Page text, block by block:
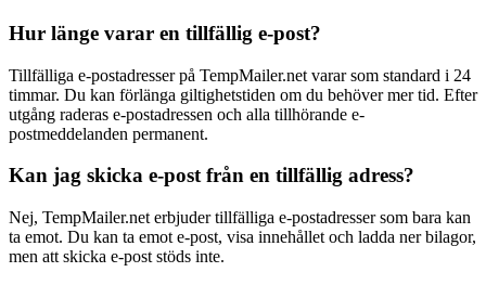
Hur länge varar en tillfällig e-post?
Tillfälliga e-postadresser på TempMailer.net varar som standard i 24
timmar. Du kan förlänga giltighetstiden om du behöver mer tid. Efter
utgång raderas e-postadressen och alla tillhörande e-
postmeddelanden permanent.
Kan jag skicka e-post från en tillfällig adress?
Nej, TempMailer.net erbjuder tillfälliga e-postadresser som bara kan
ta emot. Du kan ta emot e-post, visa innehållet och ladda ner bilagor,
men att skicka e-post stöds inte.